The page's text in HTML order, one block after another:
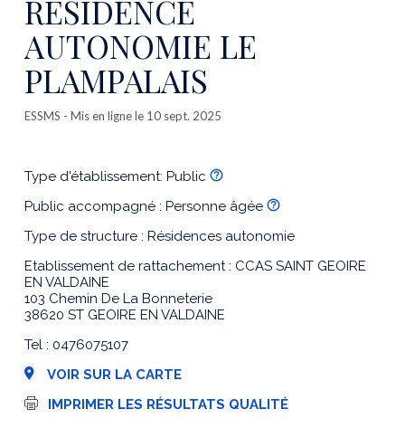
RESIDENCE
AUTONOMIE LE
PLAMPALAIS
ESSMS - Mis en ligne le 10 sept. 2025
Type d'établissement: Public
Public accompagné : Personne âgée
Type de structure : Résidences autonomie
Etablissement de rattachement : CCAS SAINT GEOIRE
EN VALDAINE
103 Chemin De La Bonneterie
38620 ST GEOIRE EN VALDAINE
Tel : 0476075107
VOIR SUR LA CARTE
I
IMPRIMER LES RÉSULTATS QUALITÉ